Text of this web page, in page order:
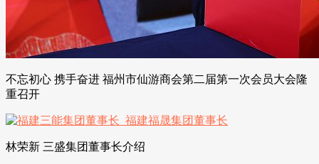
不忘初心 携手奋进 福州市仙游商会第二届第一次会员大会隆
重召开
林荣新 三盛集团董事长介绍